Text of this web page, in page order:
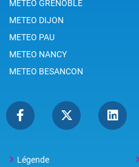
METEO GRENOBLE
METEO DIJON
METEO PAU
METEO NANCY
METEO BESANCON
Légende